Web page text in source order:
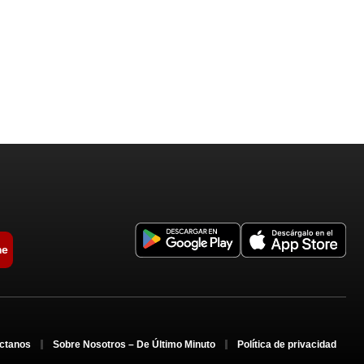
Sobre Nosotros – De Último Minuto Política de privacidad